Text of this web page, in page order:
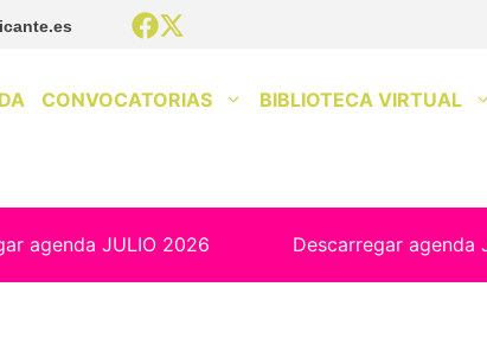
CONVOCATORIAS BIBLIOTECA VIRTUAL
agenda JULIO 2026 Descarregar agenda